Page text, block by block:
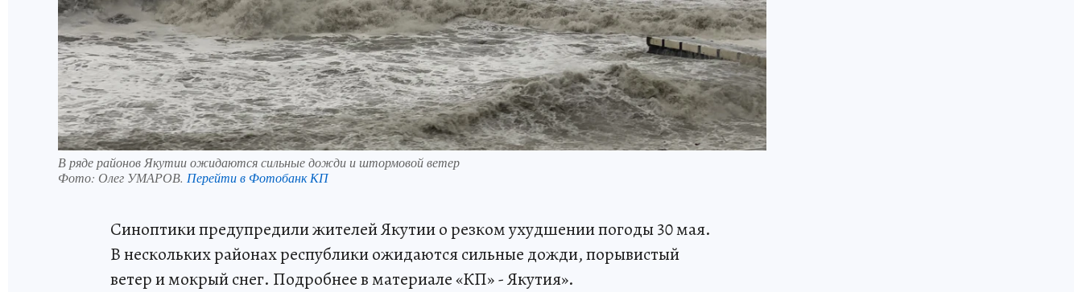
В ряде районов Якутии ожидаются сильные дожди и штормовой ветер
Фото: Олег УМАРОВ. Перейти в Фотобанк КП
Синоптики предупредили жителей Якутии о резком ухудшении погоды 30 мая.
В нескольких районах республики ожидаются сильные дожди, порывистый
ветер и мокрый снег. Подробнее в материале «КП» - Якутия».